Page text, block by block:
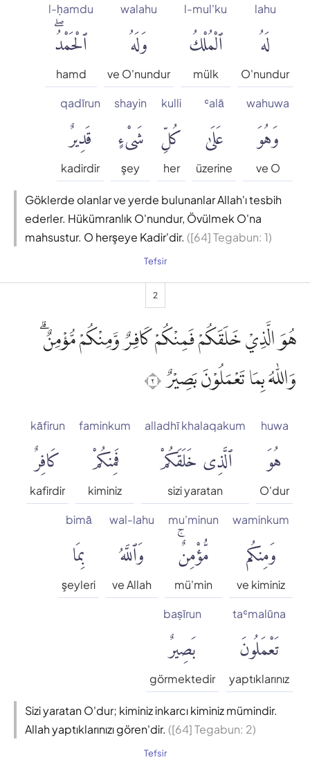
lahu
لَهُ
O'nundur
l-mul'ku
ٱلْمُلْكُ
mülk
walahu
وَلَهُ
ve O'nundur
l-ḥamdu
ٱلْحَمْدُۖ
hamd
wahuwa
وَهُوَ
ve O
ʿalā
عَلَىٰ
üzerine
kulli
كُلِّ
her
shayin
شَىْءٍ
şey
qadīrun
قَدِيرٌ
kadirdir
Göklerde olanlar ve yerde bulunanlar Allah'ı tesbih
ederler. Hükümranlık O'nundur, Övülmek O'na
mahsustur. O herşeye Kadir'dir. ([64] Tegabun: 1)
Tefsir
2
هُوَ الَّذِيْ خَلَقَكُمْ فَمِنْكُمْ كَافِرٌ وَّمِنْكُمْ مُّؤْمِنٌۗ
وَاللّٰهُ بِمَا تَعْمَلُوْنَ بَصِيْرٌ ٢
huwa
هُوَ
O'dur
alladhī khalaqakum
ٱلَّذِى خَلَقَكُمْ
sizi yaratan
faminkum
فَمِنكُمْ
kiminiz
kāfirun
كَافِرٌ
kafirdir
waminkum
وَمِنكُم
ve kiminiz
mu'minun
مُّؤْمِنٌۚ
mü'min
wal-lahu
وَٱللَّهُ
ve Allah
bimā
بِمَا
şeyleri
taʿmalūna
تَعْمَلُونَ
yaptıklarınız
baṣīrun
بَصِيرٌ
görmektedir
Sizi yaratan O'dur; kiminiz inkarcı kiminiz mümindir.
Allah yaptıklarınızı gören'dir. ([64] Tegabun: 2)
Tefsir